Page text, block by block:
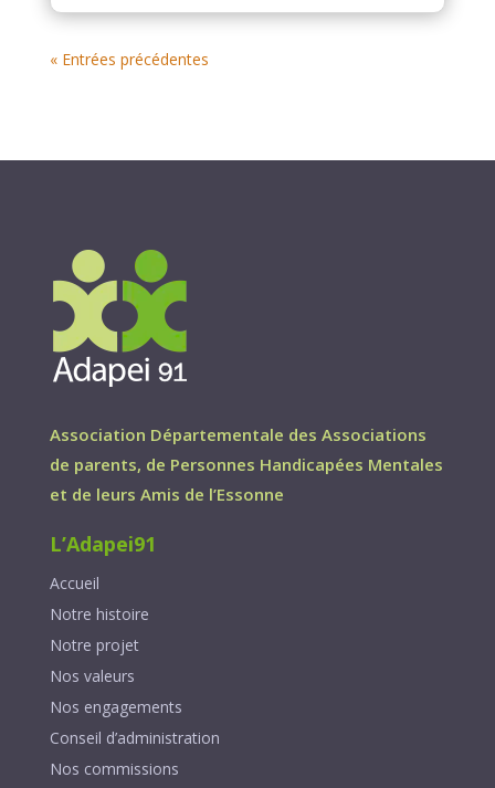
« Entrées précédentes
Association Départementale des Associations
de parents, de Personnes Handicapées Mentales
et de leurs Amis de l’Essonne
L’Adapei91
Accueil
Notre histoire
Notre projet
Nos valeurs
Nos engagements
Conseil d’administration
Nos commissions